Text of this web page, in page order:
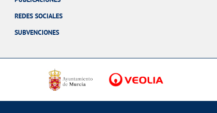
REDES SOCIALES
SUBVENCIONES